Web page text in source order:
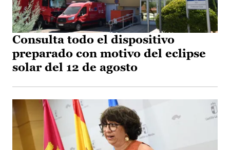
Consulta todo el dispositivo
preparado con motivo del eclipse
solar del 12 de agosto